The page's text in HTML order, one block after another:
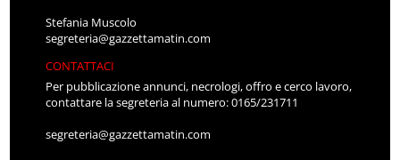
Stefania Muscolo
segreteria@gazzettamatin.com
CONTATTACI
Per pubblicazione annunci, necrologi, offro e cerco lavoro,
contattare la segreteria al numero: 0165/231711
segreteria@gazzettamatin.com